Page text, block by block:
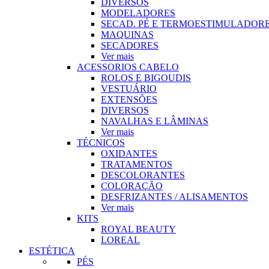
MODELADORES
SECAD. PÉ E
MAQUINAS
SECADORES
Ver mais
ACESSORIOS CABELO
ROLOS E BIGOUDIS
VESTUÁRIO
EXTENSÕES
DIVERSOS
NAVALHAS E LÂMINAS
Ver mais
TÉCNICOS
OXIDANTES
TRATAMENTOS
DESCOLORANTES
COLORAÇÃO
DESFRIZANTES / ALISAMENTOS
Ver mais
KITS
ROYAL BEAUTY
LOREAL
ESTÉTICA
PÉS